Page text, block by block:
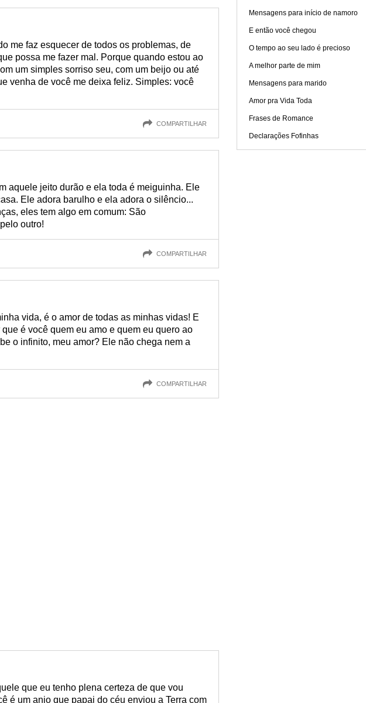
me faz esquecer de todos os problemas, de
possa me fazer mal. Porque quando estou ao
um simples sorriso seu, com um beijo ou até
venha de você me deixa feliz. Simples: você
COMPARTILHAR
aquele jeito durão e ela toda é meiguinha. Ele
Ele adora barulho e ela adora o silêncio...
eles tem algo em comum: São
outro!
COMPARTILHAR
vida, é o amor de todas as minhas vidas! E
é você quem eu amo e quem eu quero ao
o infinito, meu amor? Ele não chega nem a
COMPARTILHAR
que eu tenho plena certeza de que vou
é um anjo que papai do céu enviou a Terra com
Mensagens para início de namoro
E então você chegou
O tempo ao seu lado é precioso
A melhor parte de mim
Mensagens para marido
Amor pra Vida Toda
Frases de Romance
Declarações Fofinhas